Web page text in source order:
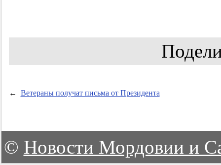
← Ветераны получат письма от Президента
© Новости Мордовии и